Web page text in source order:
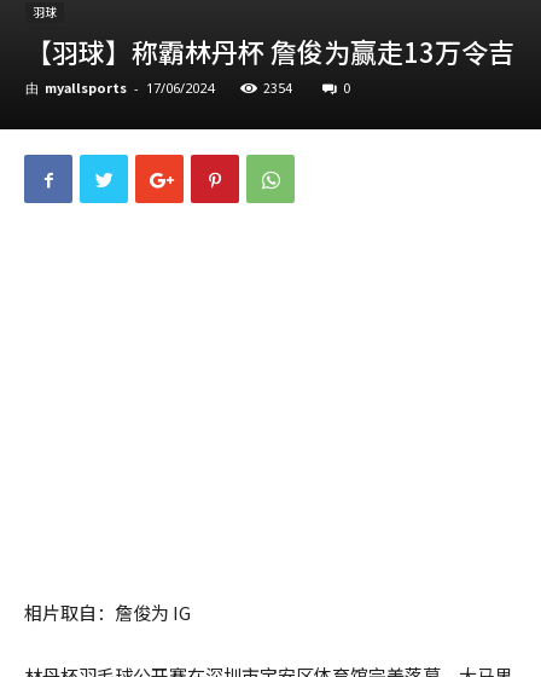
羽球
【羽球】称霸林丹杯 詹俊为赢走13万令吉
由 myallsports - 17/06/2024 2354 0
相片取自：詹俊为 IG